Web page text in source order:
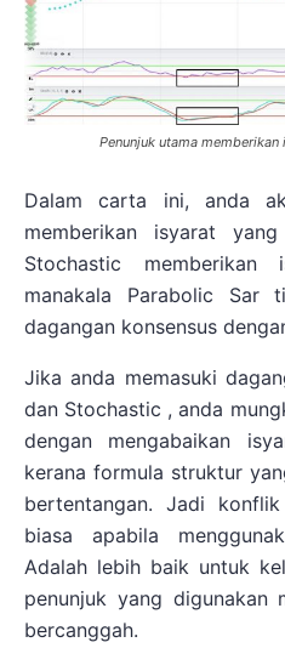
Penunjuk utama
Dalam carta ini, anda
memberikan isyarat
Stochastic memberikan
manakala Parabolic Sar
dagangan konsensus
Jika anda memasuki
dan Stochastic , anda
dengan mengabaikan
kerana formula struktur
bertentangan. Jadi
biasa apabila
Adalah lebih baik untuk
penunjuk yang digunakan
bercanggah.